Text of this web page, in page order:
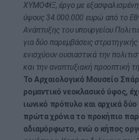
ΧΥΜΟΦΙΞ, έργο με
ύψους 34.000.000 ευρώ από το
Ανάπτυξης του υπουργείου
για δύο παρεμβάσεις
ενισχύουν ουσιαστικά την
και την αναπτυξιακή προοπτική
Το Αρχαιολογικό Μουσείο
ρομαντικό νεοκλασικό ύφος,
ιωνικό πρόπυλο και αρχικά
πρώτα χρόνια το προκήπιο
αδιαμόρφωτο, ενώ ο κήπος